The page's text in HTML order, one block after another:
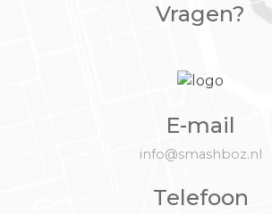
Vragen?
E-mail
info@smashboz.nl
Telefoon